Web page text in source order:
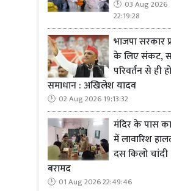
03 Aug 2026
22:19:28
भाजपा सरकार
के लिए संकट,
परिवर्तन से ही
समाधान : अखिलेश यादव
02 Aug 2026 19:13:32
मंदिर के पास
में लावारिश
दस किलो चांदी
बरामद
01 Aug 2026 22:49:46